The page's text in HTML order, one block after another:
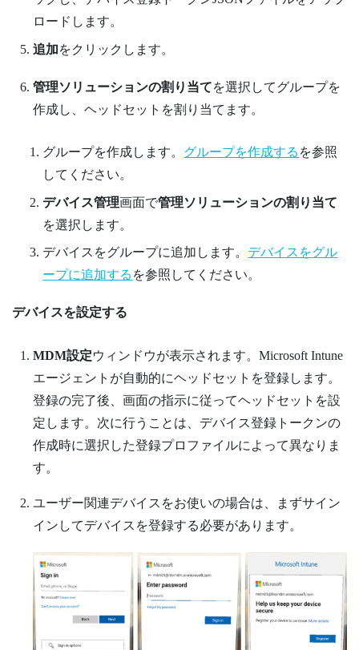
ロードします。
追加をクリックします。
管理ソリューションの割り当てを選択してグループを
作成し、ヘッドセットを割り当てます。
グループを作成します。 グループを作成する を参照
してください。
デバイス管理画面で管理ソリューションの割り当て
を選択します。
デバイスをグループに追加します。 デバイスをグル
ープに追加する を参照してください。
デバイスを設定する
MDM設定ウィンドウが表示されます。 Microsoft Intune
エージェントが自動的にヘッドセットを登録します。
登録の完了後、画面の指示に従ってヘッドセットを設
定します。次に行うことは、デバイス登録トークンの
作成時に選択した登録プロファイルによって異なりま
す。
ユーザー関連デバイスをお使いの場合は、まずサイン
インしてデバイスを登録する必要があります。